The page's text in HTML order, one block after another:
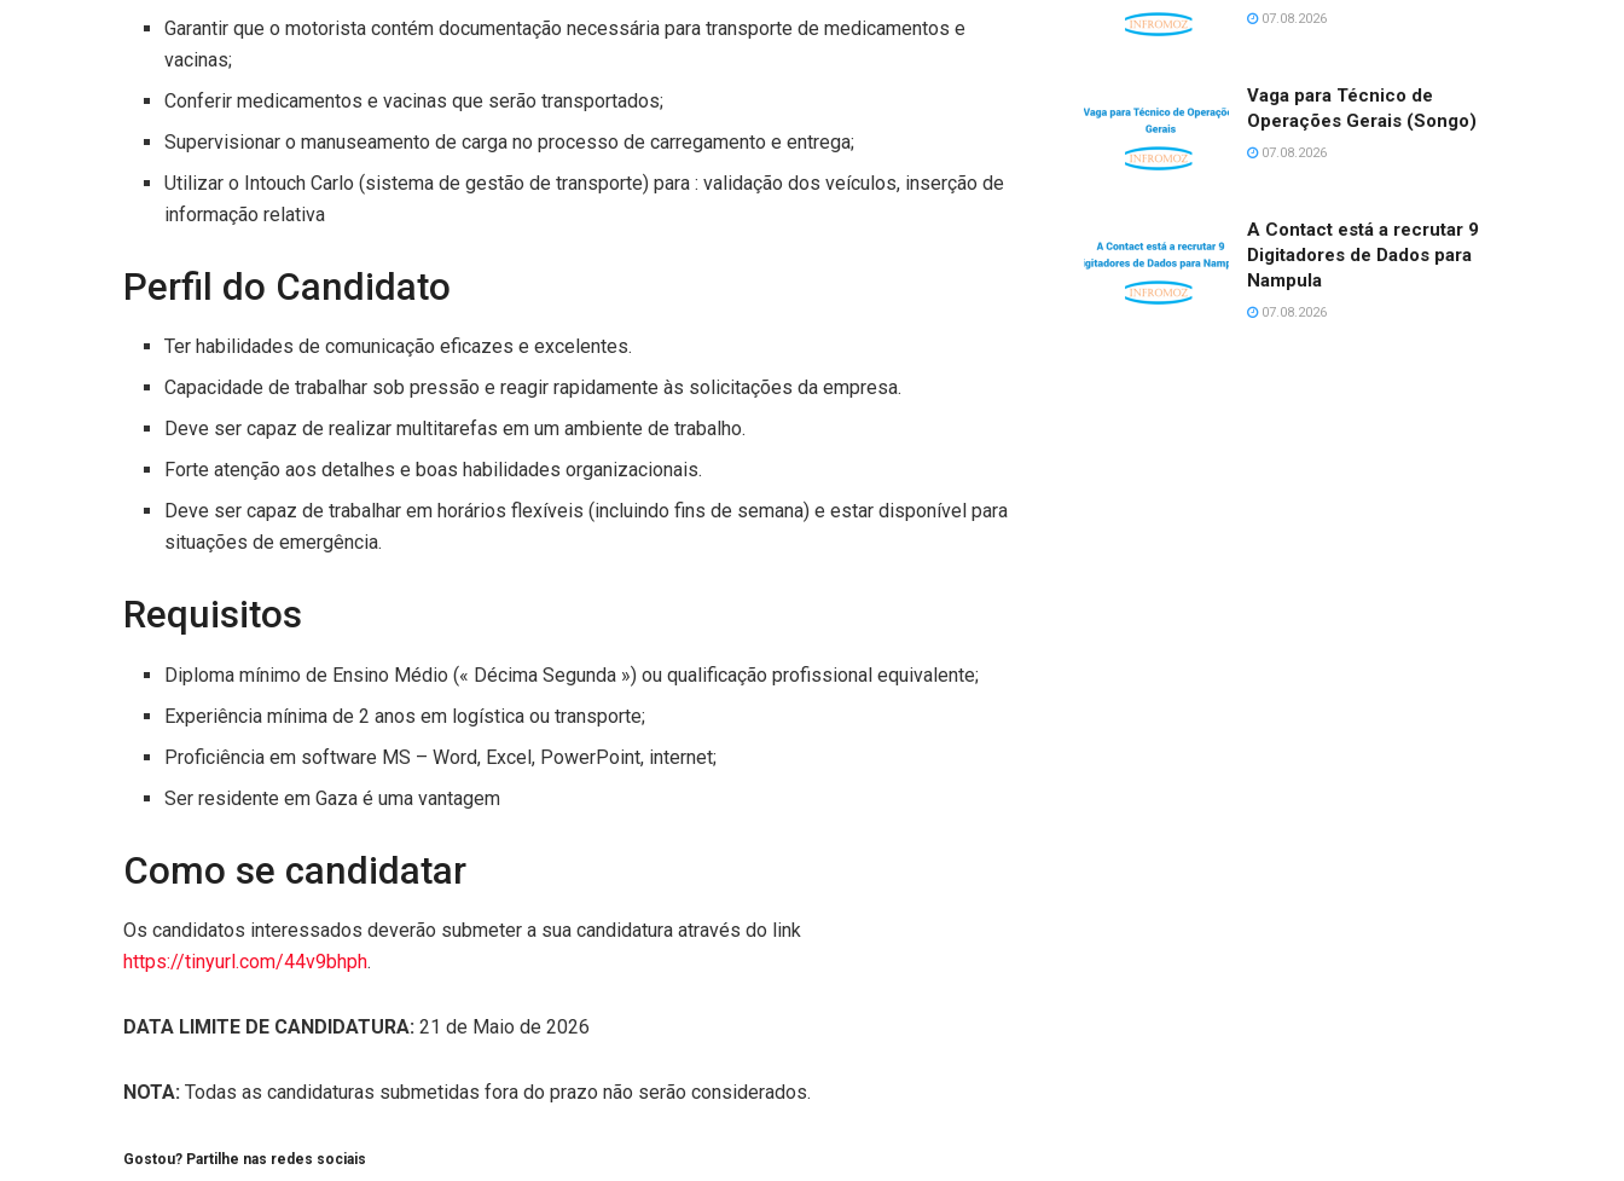
Garantir que o motorista contém documentação necessária para transporte de medicamentos e
vacinas;
Conferir medicamentos e vacinas que serão transportados;
Supervisionar o manuseamento de carga no processo de carregamento e entrega;
Utilizar o Intouch Carlo (sistema de gestão de transporte) para : validação dos veículos, inserção de
informação relativa
Perfil do Candidato
Ter habilidades de comunicação eficazes e excelentes.
Capacidade de trabalhar sob pressão e reagir rapidamente às solicitações da empresa.
Deve ser capaz de realizar multitarefas em um ambiente de trabalho.
Forte atenção aos detalhes e boas habilidades organizacionais.
Deve ser capaz de trabalhar em horários flexíveis (incluindo fins de semana) e estar disponível para
situações de emergência.
Requisitos
Diploma mínimo de Ensino Médio (« Décima Segunda ») ou qualificação profissional equivalente;
Experiência mínima de 2 anos em logística ou transporte;
Proficiência em software MS – Word, Excel, PowerPoint, internet;
Ser residente em Gaza é uma vantagem
Como se candidatar
Os candidatos interessados deverão submeter a sua candidatura através do link
https://tinyurl.com/44v9bhph.
DATA LIMITE DE CANDIDATURA: 21 de Maio de 2026
NOTA: Todas as candidaturas submetidas fora do prazo não serão considerados.
Gostou? Partilhe nas redes sociais
07.08.2026
Vaga para Técnico de
Operações Gerais (Songo)
07.08.2026
A Contact está a recrutar 9
Digitadores de Dados para
Nampula
07.08.2026